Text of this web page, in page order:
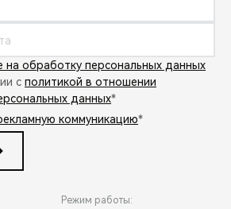
на обработку персональных данных
с политикой в отношении
данных*
коммуникацию*
Режим работы: